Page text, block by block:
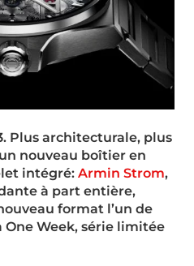
Plus architecturale, plus
nouveau boîtier en
intégré: Armin Strom,
à part entière,
format l’un de
One Week, série limitée